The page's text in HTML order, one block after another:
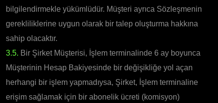
bilgilendirmekle yükümlüdür. Müşteri ayrıca Sözleşmenin
gerekliliklerine uygun olarak bir talep oluşturma hakkına
sahip olacaktır.
3.5. Bir Şirket Müşterisi, İşlem terminalinde 6 ay boyunca
Müşterinin Hesap Bakiyesinde bir değişikliğe yol açan
herhangi bir işlem yapmadıysa, Şirket, İşlem terminaline
erişim sağlamak için bir abonelik ücreti (komisyon)